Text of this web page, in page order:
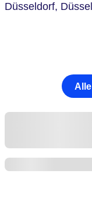
Düsseldorf,